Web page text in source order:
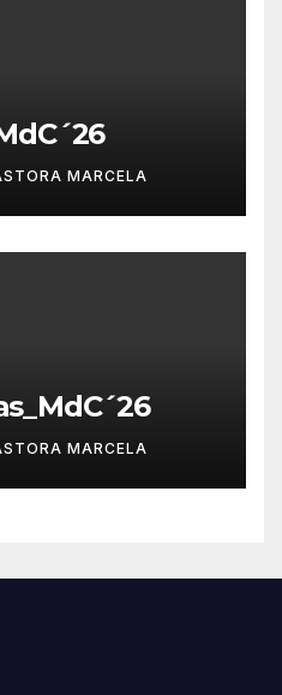
MARCELA
MARCELA